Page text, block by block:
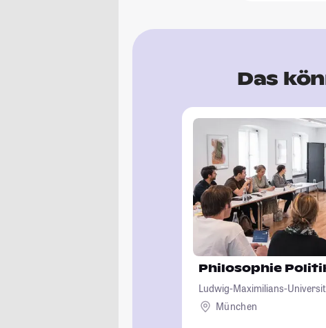
Das
Philosophie
Ludwig-Maximilians-
München